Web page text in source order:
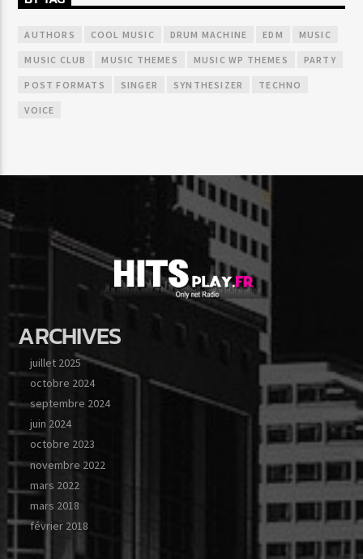
AUTHORS COOL MUSIC DRUM MACHINE EDM MUSIC
MUSIC CLUB MUSIC THEMES MUSIC WP THEMES PARTY
POST FORMATS SINGER SYNTHESIZER TECHNO
VOICE
ARCHIVES
juillet 2025
octobre 2024
septembre 2024
juin 2024
octobre 2023
novembre 2022
mars 2022
mars 2018
février 2018